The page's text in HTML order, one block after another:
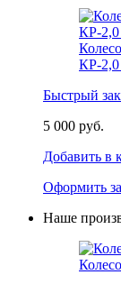
КР-2,0
Быстрый
5 000 руб.
Добавить в
Оформить
Наше